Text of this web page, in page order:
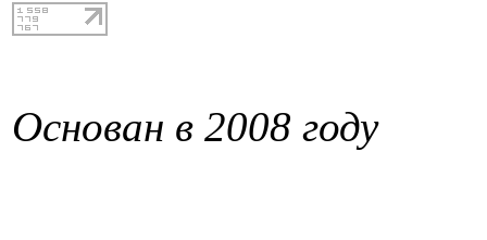
Основан в 2008 году